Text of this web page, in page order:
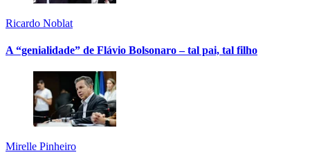
Ricardo Noblat
A “genialidade” de Flávio Bolsonaro – tal pai, tal filho
Mirelle Pinheiro